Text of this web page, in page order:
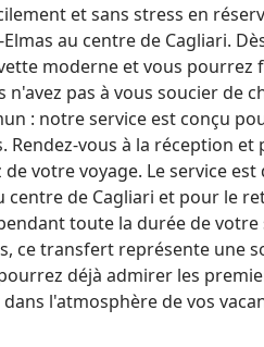
et sans stress en
au centre de Cagliari.
moderne et vous pourrez
pas à vous soucier de
: notre service est conçu
vous à la réception et
votre voyage. Le service est
de Cagliari et pour le
toute la durée de votre
ce transfert représente une
déjà admirer les
l'atmosphère de vos